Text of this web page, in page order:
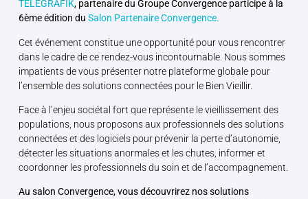
TELEGRAFIK, partenaire du Groupe Convergence participe à la
6ème édition du Salon Partenaire Convergence.
Cet événement constitue une opportunité pour vous rencontrer
dans le cadre de ce rendez-vous incontournable. Nous sommes
impatients de vous présenter notre plateforme globale pour
l’ensemble des solutions connectées pour le Bien Vieillir.
Face à l’enjeu sociétal fort que représente le vieillissement des
populations, nous proposons aux professionnels des solutions
connectées et des logiciels pour prévenir la perte d’autonomie,
détecter les situations anormales et les chutes, informer et
coordonner les professionnels du soin et de l’accompagnement.
Au salon Convergence, vous découvrirez nos solutions